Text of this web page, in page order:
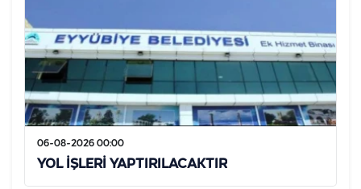
06-08-2026 00:00
YOL İŞLERİ YAPTIRILACAKTIR